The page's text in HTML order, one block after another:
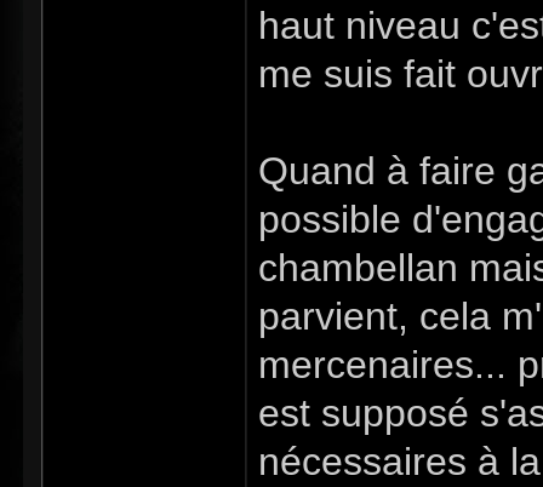
haut niveau
me suis fait
Quand à faire
possible
chambellan
parvient, cela
mercenaires...
est supposé
nécessaires à